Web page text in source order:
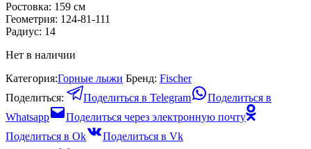
Ростовка: 159 см
Геометрия: 124-81-111
Радиус: 14
Нет в наличии
Категория:Горные лыжи Бренд: Fischer
Поделиться:
Поделиться в Telegram
Поделиться в
Whatsapp
Поделиться через электронную почту
Поделиться в Ok
Поделиться в Vk